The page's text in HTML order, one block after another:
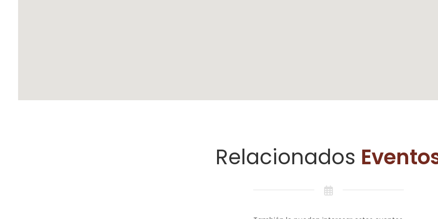
Relacionados